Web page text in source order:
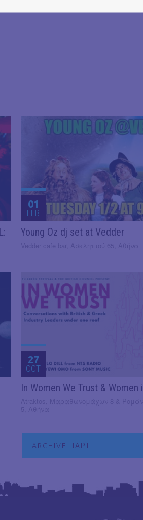
01
FEB
Young Oz dj set at Vedder
27
OCT
In Women We Trust & Women
ARCHIVE ΠΑΡΤΙ